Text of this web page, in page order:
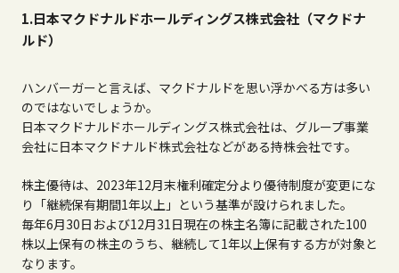
1.日本マクドナルドホールディングス株式会社（マクドナ
ルド）
ハンバーガーと言えば、マクドナルドを思い浮かべる方は多い
のではないでしょうか。
日本マクドナルドホールディングス株式会社は、グループ事業
会社に日本マクドナルド株式会社などがある持株会社です。
株主優待は、2023年12月末権利確定分より優待制度が変更にな
り「継続保有期間1年以上」という基準が設けられました。
毎年6月30日および12月31日現在の株主名簿に記載された100
株以上保有の株主のうち、継続して1年以上保有する方が対象と
なります。